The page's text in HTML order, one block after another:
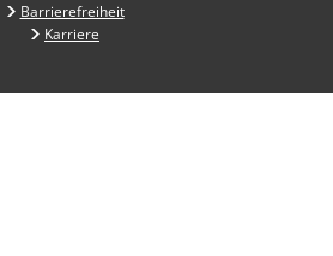
Barrierefreiheit
Karriere